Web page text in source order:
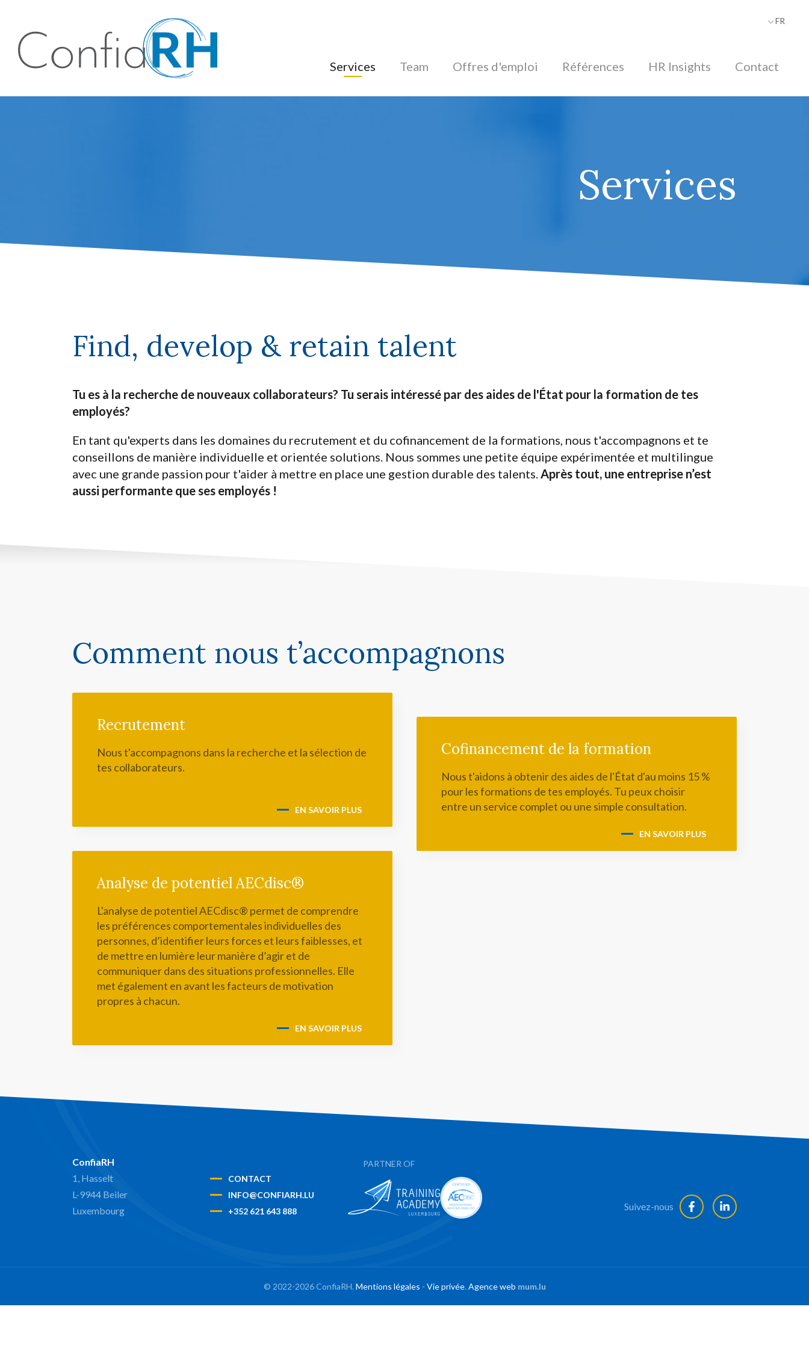
FR
Services Team Offres d'emploi Références HR Insights Contact
Services
Find, develop & retain talent
Tu es à la recherche de nouveaux collaborateurs? Tu serais intéressé par des aides de l'État pour la formation de tes
employés?
En tant qu'experts dans les domaines du recrutement et du cofinancement de la formations, nous t'accompagnons et te
conseillons de manière individuelle et orientée solutions. Nous sommes une petite équipe expérimentée et multilingue
avec une grande passion pour t'aider à mettre en place une gestion durable des talents.Après tout, une entreprise n’est
aussi performante que ses employés !
Comment nous t’accompagnons
Recrutement
Nous t'accompagnons dans la recherche et la sélection de
tes collaborateurs.
EN SAVOIR PLUS
Cofinancement de la formation
Nous t'aidons à obtenir des aides de l'État d'au moins 15 %
pour les formations de tes employés. Tu peux choisir
entre un service complet ou une simple consultation.
EN SAVOIR PLUS
Analyse de potentiel AECdisc®
L'analyse de potentiel AECdisc® permet de comprendre
les préférences comportementales individuelles des
personnes, d’identifier leurs forces et leurs faiblesses, et
de mettre en lumière leur manière d’agir et de
communiquer dans des situations professionnelles. Elle
met également en avant les facteurs de motivation
propres à chacun.
EN SAVOIR PLUS
ConfiaRH
1, Hasselt
L-9944 Beiler
Luxembourg
CONTACT
INFO@CONFIARH.LU
+352 621 643 888
PARTNER OF
Suivez-nous
© 2022-2026 ConfiaRH. Mentions légales - Vie privée. Agence web mum.lu